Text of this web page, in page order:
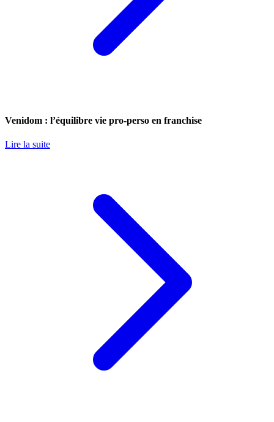
Venidom : l’équilibre vie pro-perso en franchise
Lire la suite